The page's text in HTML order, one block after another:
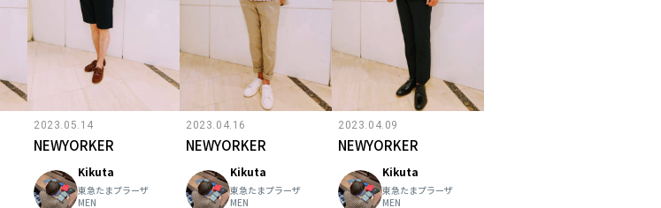
2023.05.14
NEWYORKER
Kikuta
東急たまプラーザ
MEN
2023.04.16
NEWYORKER
Kikuta
東急たまプラーザ
MEN
2023.04.09
NEWYORKER
Kikuta
東急たまプラーザ
MEN